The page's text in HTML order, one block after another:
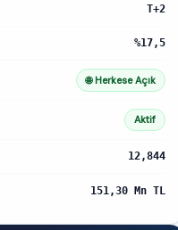
T+2
%17,5
🌐 Herkese Açık
Aktif
12,844
151,30 Mn TL